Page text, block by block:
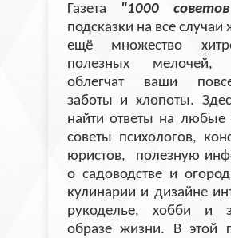
Газета "1000
подсказки на все
ещё множество
полезных мелочей,
облегчат ваши
заботы и хлопоты.
найти ответы на любые
советы психологов,
юристов, полезную
о садоводстве и
кулинарии и дизайне
рукоделье, хобби и
образе жизни. В этой